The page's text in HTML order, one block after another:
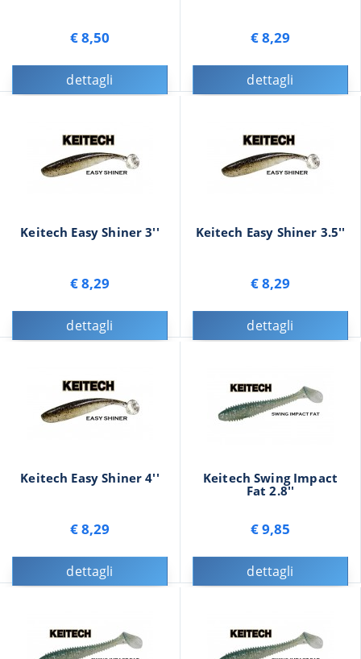
€ 8,50
dettagli
€ 8,29
dettagli
Keitech Easy Shiner 3''
€ 8,29
dettagli
Keitech Easy Shiner 3.5''
€ 8,29
dettagli
Keitech Easy Shiner 4''
€ 8,29
dettagli
Keitech Swing Impact
Fat 2.8''
€ 9,85
dettagli